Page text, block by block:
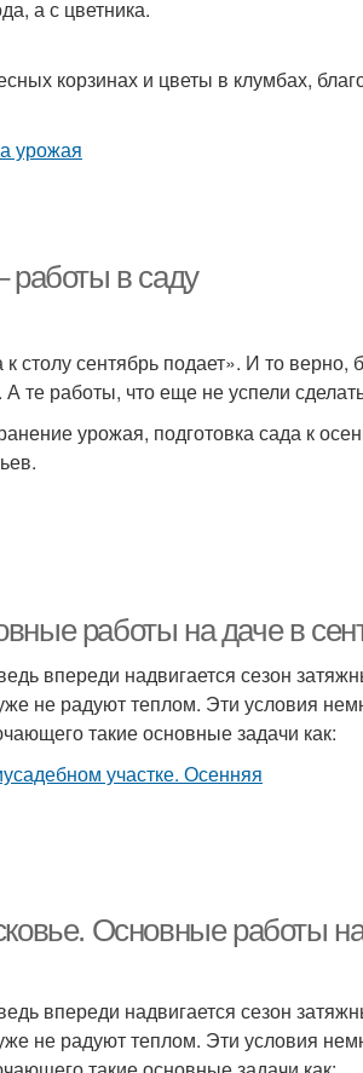
а с цветника.
корзинах и цветы в клумбах,
работы в саду
столу сентябрь подает». И то верно,
те работы, что еще не успели
урожая, подготовка сада к
работы на даче в
впереди надвигается сезон
не радуют теплом. Эти условия
такие основные задачи как:
Основные работы
впереди надвигается сезон
не радуют теплом. Эти условия